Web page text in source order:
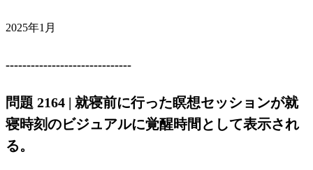
2025年1月
------------------------------
問題 2164 | 就寝前に行った瞑想セッションが就
寝時刻のビジュアルに覚醒時間として表示され
る。